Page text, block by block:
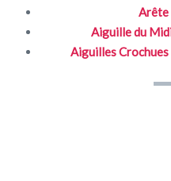
Arête
Aiguille du
Aiguilles